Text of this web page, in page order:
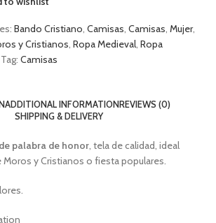
Bando Cristiano Camisas Camisas Mujer,
y Cristianos Ropa Medieval Ropa
Tag: Camisas
ADDITIONAL INFORMATIONREVIEWS (0)
SHIPPING & DELIVERY
palabra de honor , tela de calidad, ideal
y Cristianos o fiesta populares.